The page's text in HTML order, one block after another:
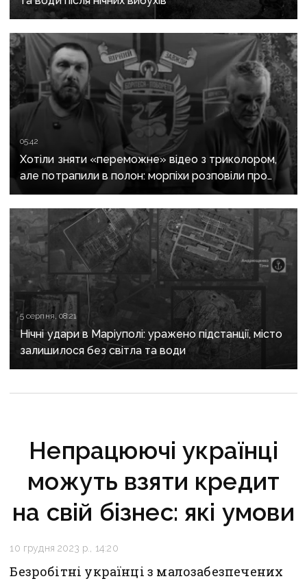
05:42
Хотіли зняти «переможне» відео з триколором,
але потрапили в полон: морпіхи розповіли про
провалену ІПСО росіян на Донеччині
5 серпня, 08:21
Нічні удари в Маріуполі: уражено підстанції, місто
залишилося без світла та води
Непрацюючі українці
можуть взяти кредит
на свій бізнес: які умови
10 грудня 2023 р., 14:20
Безробітні українці з малозабезпечених